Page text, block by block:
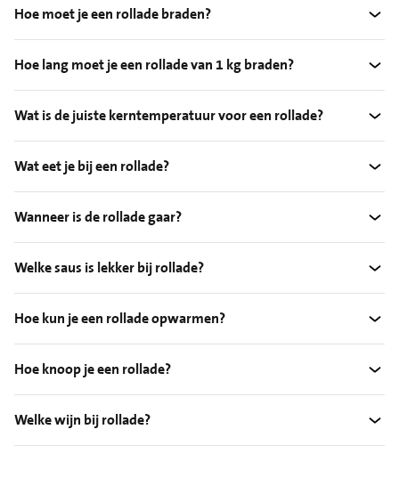
Hoe moet je een rollade braden?
Hoe lang moet je een rollade van 1 kg braden?
Wat is de juiste kerntemperatuur voor een rollade?
Wat eet je bij een rollade?
Wanneer is de rollade gaar?
Welke saus is lekker bij rollade?
Hoe kun je een rollade opwarmen?
Hoe knoop je een rollade?
Welke wijn bij rollade?